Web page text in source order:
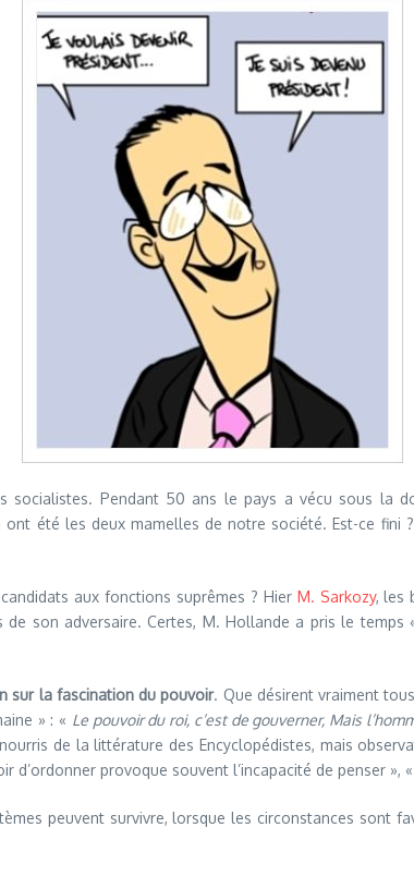
socialistes. Pendant 50 ans le pays a vécu sous la
été les deux mamelles de notre société. Est-ce fini
aux fonctions suprêmes ? Hier M. Sarkozy, les
son adversaire. Certes, M. Hollande a pris le temps
sur la fascination du pouvoir. Que désirent vraiment
» : « Le pouvoir du roi, c’est de gouverner, Mais
de la littérature des Encyclopédistes, mais
d’ordonner provoque souvent l’incapacité de penser
peuvent survivre, lorsque les circonstances sont